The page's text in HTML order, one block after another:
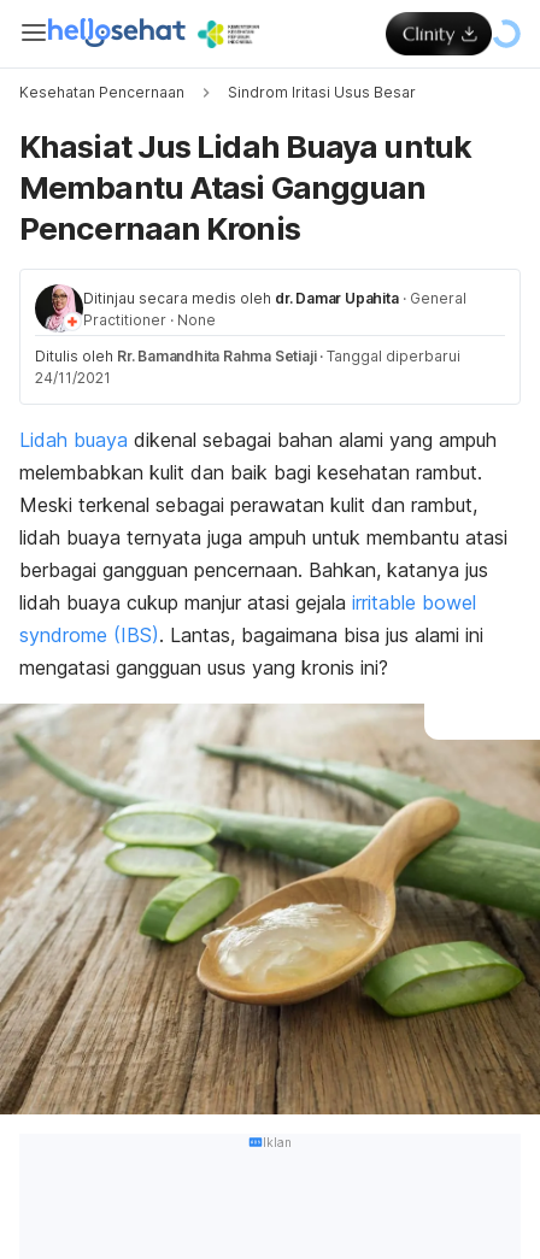
Kesehatan Pencernaan Sindrom Iritasi Usus Besar
Khasiat Jus Lidah Buaya untuk
Membantu Atasi Gangguan
Pencernaan Kronis
Ditinjau secara medis oleh dr. Damar Upahita · General
Practitioner · None
Ditulis oleh Rr. Bamandhita Rahma Setiaji · Tanggal diperbarui
24/11/2021
Lidah buaya dikenal sebagai bahan alami yang ampuh
melembabkan kulit dan baik bagi kesehatan rambut.
Meski terkenal sebagai perawatan kulit dan rambut,
lidah buaya ternyata juga ampuh untuk membantu atasi
berbagai gangguan pencernaan. Bahkan, katanya jus
lidah buaya cukup manjur atasi gejala irritable bowel
syndrome (IBS). Lantas, bagaimana bisa jus alami ini
mengatasi gangguan usus yang kronis ini?
Iklan